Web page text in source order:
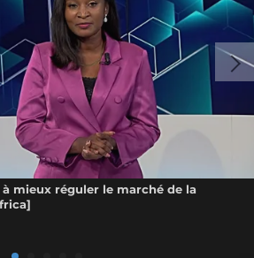
mieux réguler le marché de la